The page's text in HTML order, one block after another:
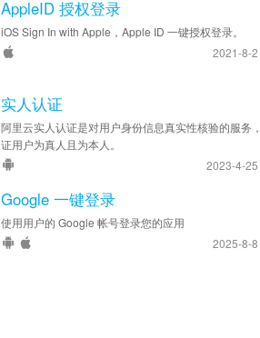
AppleID 授权登录
iOS Sign In with Apple，Apple ID 一键授权登录。
2021-8-
实人认证
阿里云实人认证是对用户身份信息真实性核验的服务
证用户为真人且为本人。
2023-4-
Google 一键登录
使用用户的 Google 帐号登录您的应用
2025-8-